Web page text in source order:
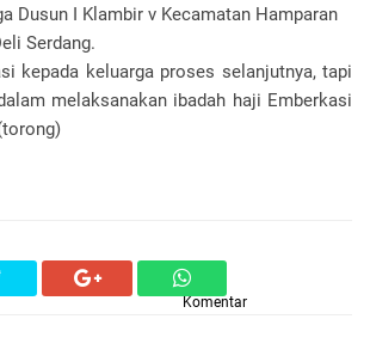
Dusun I Klambir v Kecamatan Hamparan
Serdang.
kepada keluarga proses selanjutnya, tapi
melaksanakan ibadah haji Emberkasi
Komentar